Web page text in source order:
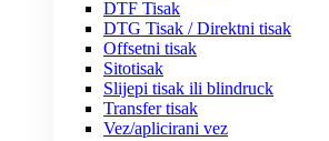
DTF Tisak
DTG Tisak / Direktni tisak
Offsetni tisak
Sitotisak
Slijepi tisak ili blindruck
Transfer tisak
Vez/aplicirani vez